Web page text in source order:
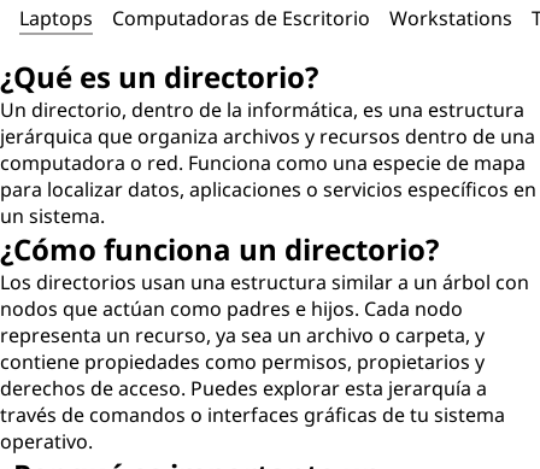
i
o
?
Laptops Computadoras de Escritorio Workstations
¿Qué es un directorio?
Un directorio, dentro de la informática, es una estructura
jerárquica que organiza archivos y recursos dentro de una
computadora o red. Funciona como una especie de mapa
para localizar datos, aplicaciones o servicios específicos en
un sistema.
¿Cómo funciona un directorio?
Los directorios usan una estructura similar a un árbol con
nodos que actúan como padres e hijos. Cada nodo
representa un recurso, ya sea un archivo o carpeta, y
contiene propiedades como permisos, propietarios y
derechos de acceso. Puedes explorar esta jerarquía a
través de comandos o interfaces gráficas de tu sistema
operativo.